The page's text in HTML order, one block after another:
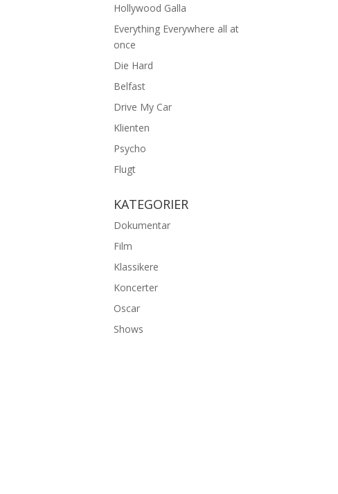
Hollywood Galla
Everything Everywhere all at
once
Die Hard
Belfast
Drive My Car
Klienten
Psycho
Flugt
KATEGORIER
Dokumentar
Film
Klassikere
Koncerter
Oscar
Shows